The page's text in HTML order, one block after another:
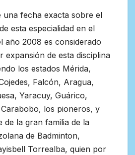
una fecha exacta sobre el
esta especialidad en el
año 2008 es considerado
expansión de esta disciplina
los estados Mérida,
Falcón, Aragua,
Yaracuy, Guárico,
los pioneros, y
de la gran familia de la
de Badminton,
Torrealba, quien por